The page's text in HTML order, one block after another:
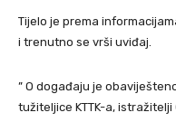
Tijelo je prema
i trenutno se vrši uviđaj.
” O događaju je
tužiteljice KTTK-a, istražitelji